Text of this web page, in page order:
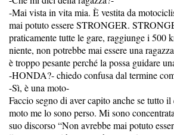
-Mai vista in vita mia. È vestita da
mai potuto essere STRONGER.
praticamente tutte le gare, raggiunge i 500
niente, non potrebbe mai essere una
è troppo pesante perché la possa guidare
-HONDA?- chiedo confusa dal termine
-Sì, è una moto-
Faccio segno di aver capito anche se tutto
moto me lo sono perso. Mi sono
suo discorso “Non avrebbe mai potuto